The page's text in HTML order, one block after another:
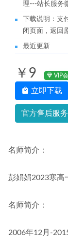
理---站长服务
下载说明：支
闭页面，返回
最近更新
￥9 VIP
立即下载
官方售后服
名师简介：
彭娟娟2023寒高
名师简介：
2006年12月-
教程 2022-09-12
2022乐学于
假） 2024-01-21
CAD图纸模板
作业帮2022何
假+秋季+寒假+
张艳萍23年高